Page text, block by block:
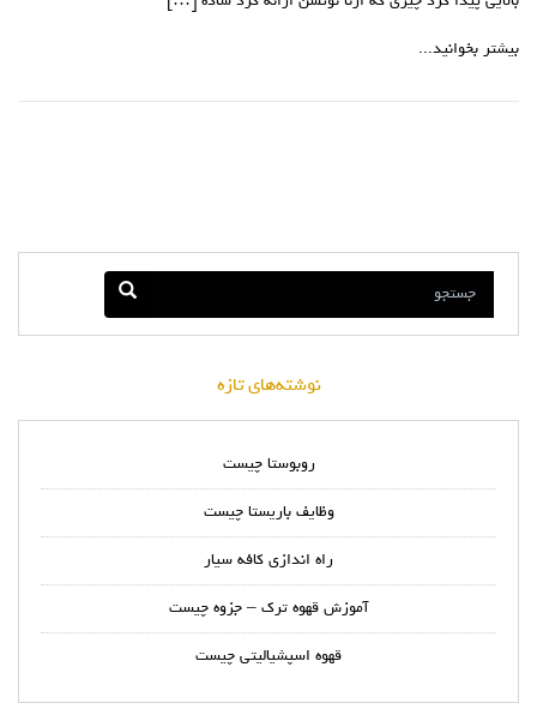
بیشتر بخوانید...
نوشته‌های تازه
روبوستا چیست
وظایف باریستا چیست
راه اندازی کافه سیار
آموزش قهوه ترک – جزوه چیست
قهوه اسپشیالیتی چیست